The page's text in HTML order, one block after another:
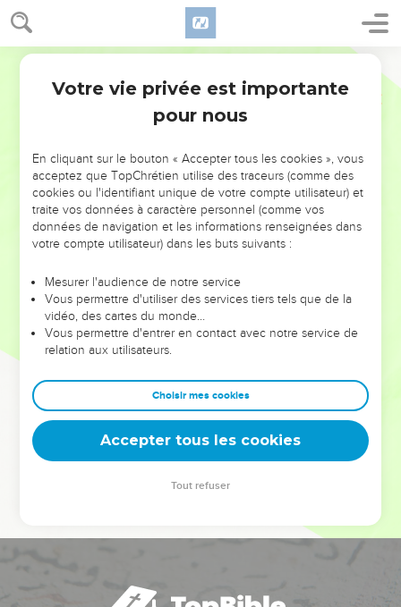
NE MANQUEZ PAS L’ÉVÉNEMENT
DE L’ANNÉE !
ET SI LEURS ERREURS POUVAIENT VOUS ÉVITER LES
VOTRES ?
leur foi ou leur vision. Mais on voit moins les doutes, les erreurs
et les saisons difficiles qu'ils ont traversés, alors même que ce
sont elles qui les ont façonnés.
Dans cette conférence, leaders, entrepreneurs, et responsables
clés pour avancer avec plus de sagesse afin que leurs erreurs
deviennent vos tremplins. Que vous guidiez un ministère, une
équipe, un groupe ou une famille, leur expérience est faite
Votre vie privée est importante
pour nous
En cliquant sur le bouton « Accepter tous les cookies », vous
acceptez que TopChrétien utilise des traceurs (comme des
cookies ou l'identifiant unique de votre compte utilisateur) et
traite vos données à caractère personnel (comme vos
données de navigation et les informations renseignées dans
votre compte utilisateur) dans les buts suivants :
Mesurer l'audience de notre service
Vous permettre d'utiliser des services tiers tels que de la
vidéo, des cartes du monde…
Vous permettre d'entrer en contact avec notre service de
relation aux utilisateurs.
Choisir mes cookies
Accepter tous les cookies
Tout refuser